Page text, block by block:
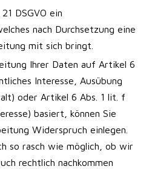
DSGVO ein
nach Durchsetzung eine
mit sich bringt.
Ihrer Daten auf Artikel 6
Interesse, Ausübung
oder Artikel 6 Abs. 1 lit. f
basiert, können Sie
Widerspruch einlegen.
so rasch wie möglich, ob wir
rechtlich nachkommen